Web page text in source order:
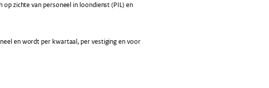
zichte van personeel in loondienst (PIL) en
en wordt per kwartaal, per vestiging en voor